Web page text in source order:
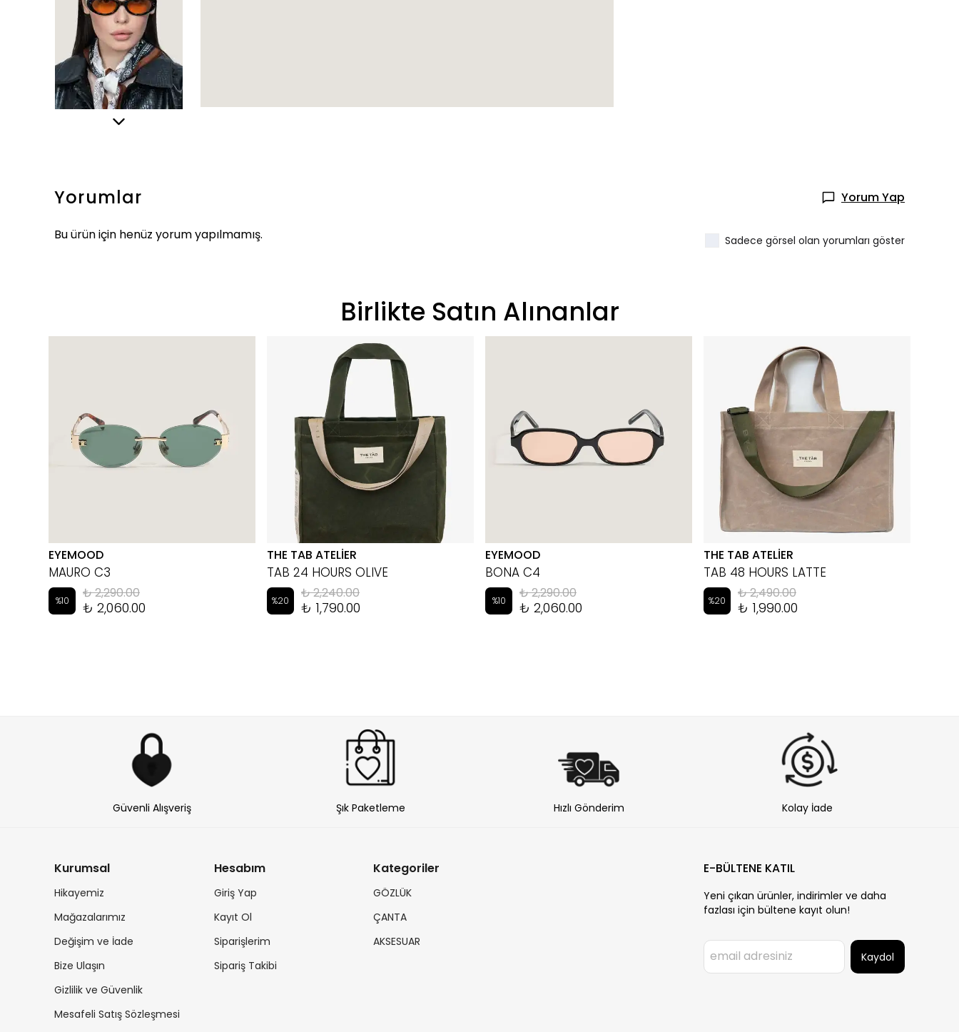
Yorumlar Yorum Yap
Bu ürün için henüz yorum yapılmamış. Sadece görsel olan yorumları göster
Birlikte Satın Alınanlar
EYEMOOD
MAURO C3
%10 ₺ 2,290.00
₺ 2,060.00
THE TAB ATELİER
TAB 24 HOURS OLIVE
%20 ₺ 2,240.00
₺ 1,790.00
EYEMOOD
BONA C4
%10 ₺ 2,290.00
₺ 2,060.00
THE TAB ATELİER
TAB 48 HOURS LATTE
%20 ₺ 2,490.00
₺ 1,990.00
Güvenli Alışveriş Şık Paketleme Hızlı Gönderim Kolay İade
Kurumsal
Hikayemiz
Mağazalarımız
Değişim ve İade
Bize Ulaşın
Gizlilik ve Güvenlik
Mesafeli Satış Sözleşmesi
Hesabım
Giriş Yap
Kayıt Ol
Siparişlerim
Sipariş Takibi
Kategoriler
GÖZLÜK
ÇANTA
AKSESUAR
E-BÜLTENE KATIL
Yeni çıkan ürünler, indirimler ve daha
fazlası için bültene kayıt olun!
Kaydol